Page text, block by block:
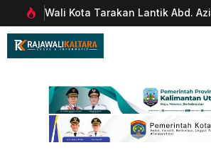
Langsung
ke
Wali Kota Tarakan Lantik Abd.
sebagai Sekda